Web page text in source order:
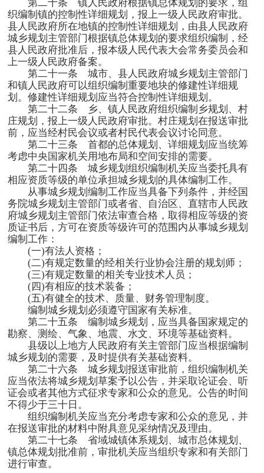
第二十条 镇人民政府根据镇总体规划的要求，组
织编制镇的控制性详细规划，报上一级人民政府审批。
县人民政府所在地镇的控制性详细规划，由县人民政府
城乡规划主管部门根据镇总体规划的要求组织编制，经
县人民政府批准后，报本级人民代表大会常务委员会和
上一级人民政府备案。
第二十一条 城市、县人民政府城乡规划主管部门
和镇人民政府可以组织编制重要地块的修建性详细规
划。修建性详细规划应当符合控制性详细规划。
第二十二条 乡、镇人民政府组织编制乡规划、村
庄规划，报上一级人民政府审批。村庄规划在报送审批
前，应当经村民会议或者村民代表会议讨论同意。
第二十三条 首都的总体规划、详细规划应当统筹
考虑中央国家机关用地布局和空间安排的需要。
第二十四条 城乡规划组织编制机关应当委托具有
相应资质等级的单位承担城乡规划的具体编制工作。
从事城乡规划编制工作应当具备下列条件，并经国
务院城乡规划主管部门或者省、自治区、直辖市人民政
府城乡规划主管部门依法审查合格，取得相应等级的资
质证书后，方可在资质等级许可的范围内从事城乡规划
编制工作：
(一)有法人资格；
(二)有规定数量的经相关行业协会注册的规划师；
(三)有规定数量的相关专业技术人员；
(四)有相应的技术装备；
(五)有健全的技术、质量、财务管理制度。
编制城乡规划必须遵守国家有关标准。
第二十五条 编制城乡规划，应当具备国家规定的
勘察、测绘、气象、地震、水文、环境等基础资料。
县级以上地方人民政府有关主管部门应当根据编制
城乡规划的需要，及时提供有关基础资料。
第二十六条 城乡规划报送审批前，组织编制机关
应当依法将城乡规划草案予以公告，并采取论证会、听
证会或者其他方式征求专家和公众的意见。公告的时间
不得少于三十日。
组织编制机关应当充分考虑专家和公众的意见，并
在报送审批的材料中附具意见采纳情况及理由。
第二十七条 省域城镇体系规划、城市总体规划、
镇总体规划批准前，审批机关应当组织专家和有关部门
进行审查。